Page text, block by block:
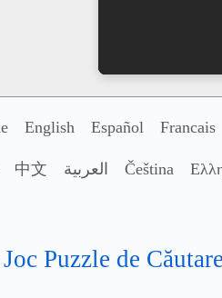
English Español Francais
中文 العربية Čeština
Puzzle de